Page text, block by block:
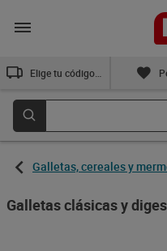
Galletas, cereales y
Galletas clásicas y